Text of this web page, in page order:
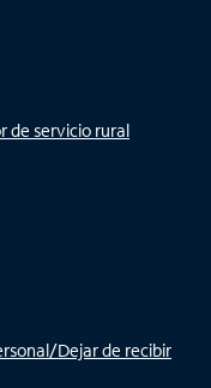
de servicio rural
Dejar de recibir